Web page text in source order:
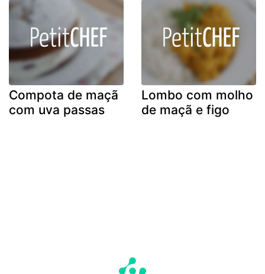
Compota de maçã
com uva passas
Lombo com molho
de maçã e figo